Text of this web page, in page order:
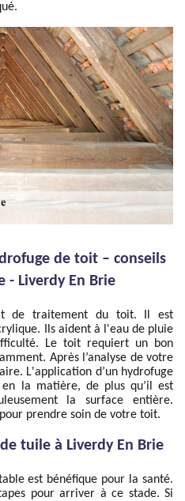
de toit – conseils
- Liverdy En Brie
de traitement du toit. Il est
Ils aident à l'eau de pluie
Le toit requiert un bon
Après l’analyse de votre
L'application d’un hydrofuge
la matière, de plus qu’il est
la surface entière.
prendre soin de votre toit.
tuile à Liverdy En Brie
est bénéfique pour la santé.
pour arriver à ce stade. Si